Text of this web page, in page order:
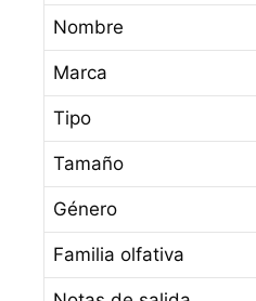
Nombre
Marca
Tipo
Tamaño
Género
Familia olfativa